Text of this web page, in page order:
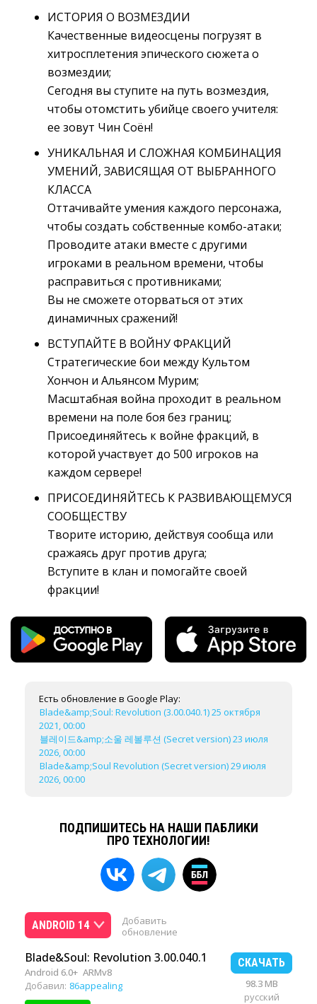
ИСТОРИЯ О ВОЗМЕЗДИИ
Качественные видеосцены погрузят в
хитросплетения эпического сюжета о
возмездии;
Сегодня вы ступите на путь возмездия,
чтобы отомстить убийце своего учителя:
ее зовут Чин Соён!
УНИКАЛЬНАЯ И СЛОЖНАЯ КОМБИНАЦИЯ
УМЕНИЙ, ЗАВИСЯЩАЯ ОТ ВЫБРАННОГО
КЛАССА
Оттачивайте умения каждого персонажа,
чтобы создать собственные комбо-атаки;
Проводите атаки вместе с другими
игроками в реальном времени, чтобы
расправиться с противниками;
Вы не сможете оторваться от этих
динамичных сражений!
ВСТУПАЙТЕ В ВОЙНУ ФРАКЦИЙ
Стратегические бои между Культом
Хончон и Альянсом Мурим;
Масштабная война проходит в реальном
времени на поле боя без границ;
Присоединяйтесь к войне фракций, в
которой участвует до 500 игроков на
каждом сервере!
ПРИСОЕДИНЯЙТЕСЬ К РАЗВИВАЮЩЕМУСЯ
СООБЩЕСТВУ
Творите историю, действуя сообща или
сражаясь друг против друга;
Вступите в клан и помогайте своей
фракции!
Есть обновление в Google Play:
Blade&amp;Soul: Revolution (3.00.040.1) 25 октября
2021, 00:00
블레이드&amp;소울 레볼루션 (Secret version) 23 июля
2026, 00:00
Blade&amp;Soul Revolution (Secret version) 29 июля
2026, 00:00
ПОДПИШИТЕСЬ НА НАШИ ПАБЛИКИ
ПРО ТЕХНОЛОГИИ!
ANDROID 14
Добавить
обновление
Blade&Soul: Revolution 3.00.040.1
Android 6.0+ ARMv8
Добавил: 86appealing
СКАЧАТЬ
98.3 MB
русский